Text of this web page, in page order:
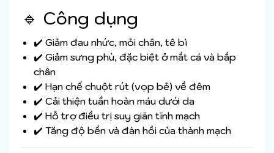
🔹 Công dụng
✔️ Giảm đau nhức, mỏi chân, tê bì
✔️ Giảm sưng phù, đặc biệt ở mắt cá và bắp
chân
✔️ Hạn chế chuột rút (vọp bẻ) về đêm
✔️ Cải thiện tuần hoàn máu dưới da
✔️ Hỗ trợ điều trị suy giãn tĩnh mạch
✔️ Tăng độ bền và đàn hồi của thành mạch